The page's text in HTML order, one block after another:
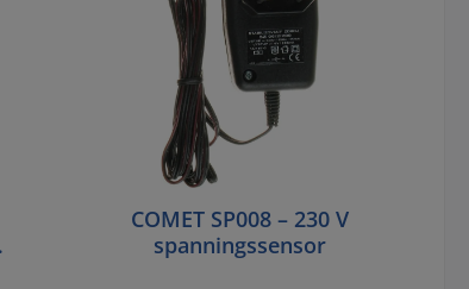
COMET SP008 – 230 V
spanningssensor